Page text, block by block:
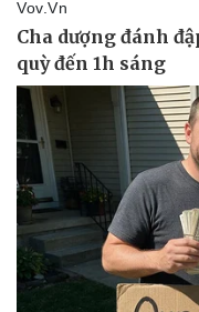
Lịch thi đấu bóng đá
Thế giới thể thao
eSports
Hậu trường